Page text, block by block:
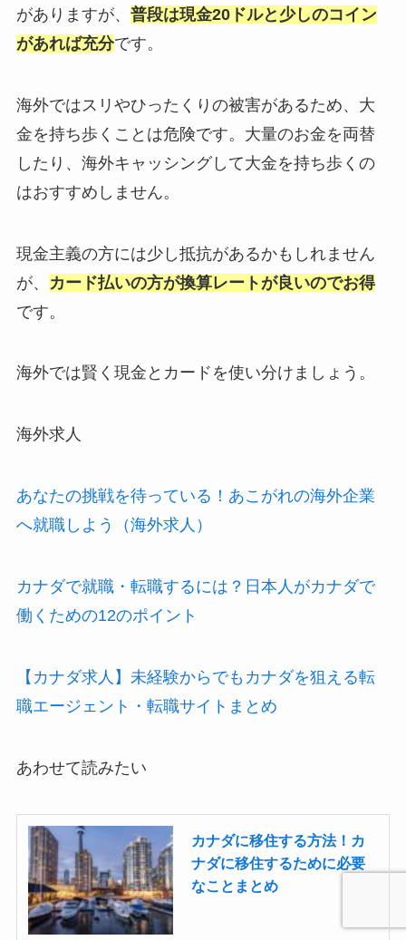
がありますが、 普段は現金20ドルと少しのコイン
があれば充分です。
海外ではスリやひったくりの被害があるため、大
金を持ち歩くことは危険です。大量のお金を両替
したり、海外キャッシングして大金を持ち歩くの
はおすすめしません。
現金主義の方には少し抵抗があるかもしれません
が、
カード払いの方が換算レートが良いのでお得
です。
海外では賢く現金とカードを使い分けましょう。
海外求人
あなたの挑戦を待っている！あこがれの海外企業
へ就職しよう（海外求人）
カナダで就職・転職するには？日本人がカナダで
働くための12のポイント
【カナダ求人】未経験からでもカナダを狙える転
職エージェント・転職サイトまとめ
あわせて読みたい
カナダに移住する方法！カ
ナダに移住するために必要
なことまとめ